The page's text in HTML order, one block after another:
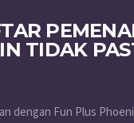
TIDAK
dengan Fun Plus